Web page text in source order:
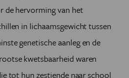
de hervorming van het
in lichaamsgewicht tussen
genetische aanleg en de
kwetsbaarheid waren
tot hun zestiende naar school